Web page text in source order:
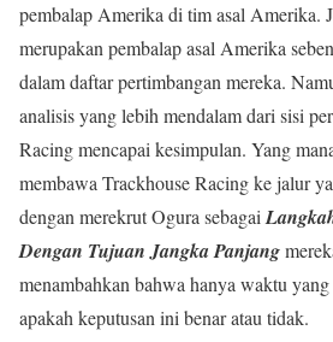
pembalap Amerika di tim asal Amerika.
merupakan pembalap asal Amerika
dalam daftar pertimbangan mereka.
analisis yang lebih mendalam dari sisi
Racing mencapai kesimpulan. Yang
membawa Trackhouse Racing ke jalur
dengan merekrut Ogura sebagai
Dengan Tujuan Jangka Panjang
menambahkan bahwa hanya waktu
apakah keputusan ini benar atau tidak.